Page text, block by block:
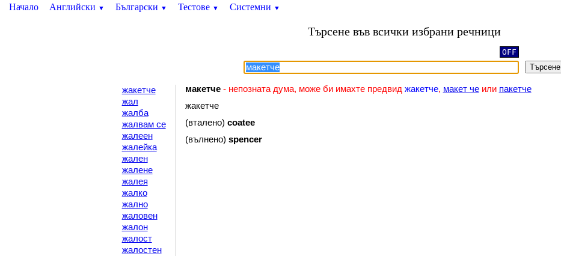
Начало Английски ▼ Български ▼ Тестове ▼ Системни ▼
Търсене във всички избрани речници
OFF
Търсене
жакетче
жал
жалба
жалвам се
жалеен
жалейка
жален
жалене
жалея
жалко
жално
жаловен
жалон
жалост
жалостен
макетче- непозната дума, може би имахте предвид жакетче, макет чеили пакетче
жакетче
(вталено) coatee
(вълнено) spencer